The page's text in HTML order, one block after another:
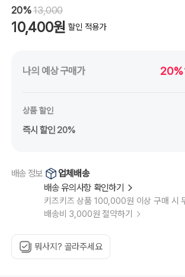
20%13,000
10,400원 할인 적용가
나의 예상 구매가 20%
상품 할인
즉시 할인 20%
배송 정보
업체배송
배송 유의사항 확인하기
키즈키즈 상품 100,000원 이상 구매 시
배송비 3,000원 절약하기
뭐사지? 골라주세요